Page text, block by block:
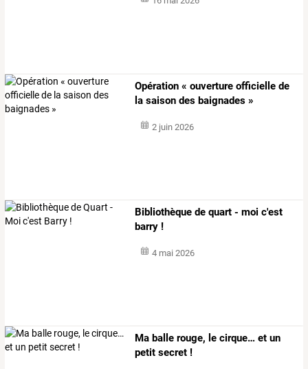
Opération « ouverture officielle de
la saison des baignades »
2 juin 2026
Bibliothèque de quart - moi c'est
barry !
4 mai 2026
Ma balle rouge, le cirque… et un
petit secret !